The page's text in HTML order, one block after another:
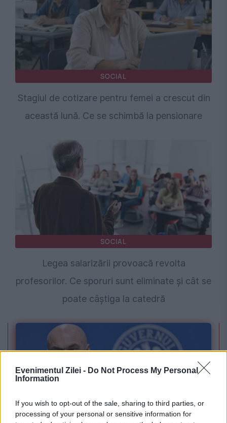
Evenimentul Zilei - Do Not Process My Personal
Information
If you wish to opt-out of the sale, sharing to third parties, or
processing of your personal or sensitive information for
SOCIAL
Stagiul de cotizare pentru femei a crescut din
această lună. Ce se schimbă la pensionare
SOCIAL
Legea salarizării provoacă revolta
profesorilor. Ce sporuri sunt eliminate și cât se
poate câștiga la catedră